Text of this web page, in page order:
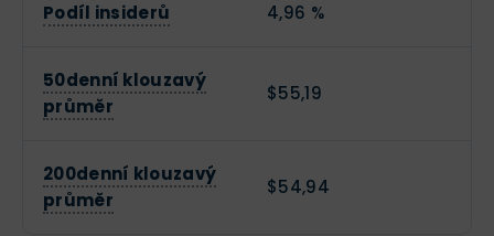
Podíl insiderů 4,96 %
50denní klouzavý
průměr
$55,19
200denní klouzavý
průměr
$54,94